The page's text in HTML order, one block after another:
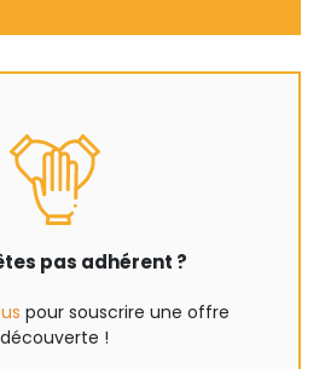
pas adhérent ?
pour souscrire une offre
découverte !